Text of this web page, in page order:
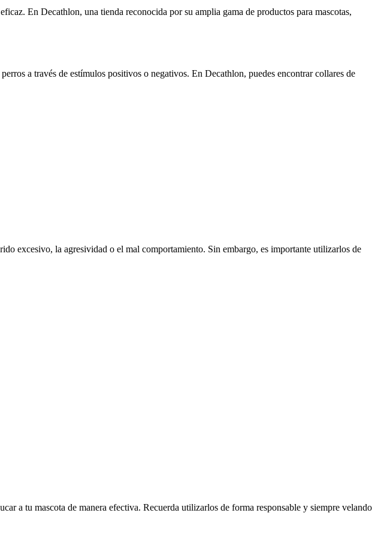
En Decathlon, una tienda reconocida por su amplia gama de productos para mascotas,
a través de estímulos positivos o negativos. En Decathlon, puedes encontrar collares de
excesivo, la agresividad o el mal comportamiento. Sin embargo, es importante utilizarlos de
a tu mascota de manera efectiva. Recuerda utilizarlos de forma responsable y siempre velando